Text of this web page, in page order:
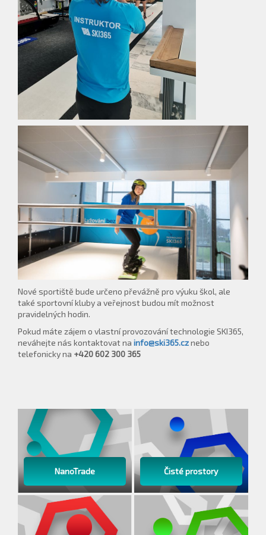
Nové sportiště bude určeno převážně pro výuku škol, ale
také sportovní kluby a veřejnost budou mít možnost
pravidelných hodin.
Pokud máte zájem o vlastní provozování technologie SKI365,
neváhejte nás kontaktovat na info@ski365.cznebo
telefonicky na +420 602 300 365
NanoTrade Čisté prostory